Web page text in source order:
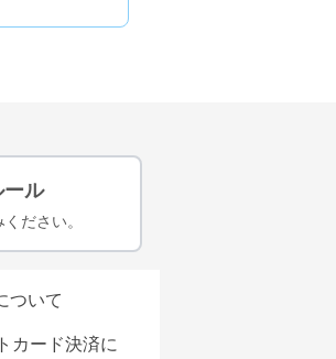
ール
ださい。
ついて
カード決済に